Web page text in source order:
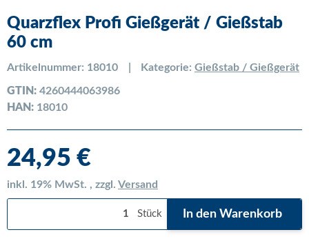
Quarzflex Profi Gießgerät / Gießstab
60 cm
Artikelnummer: 18010 Kategorie: Gießstab / Gießgerät
GTIN: 4260444063986
HAN: 18010
24,95 €
inkl. 19% MwSt. , zzgl. Versand
Stück In den Warenkorb